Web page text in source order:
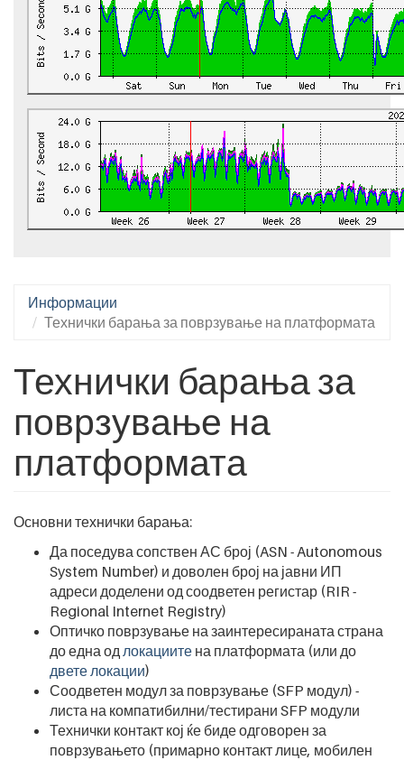
Информации
Технички барања за поврзување на платформата
Технички барања за
поврзување на
платформата
Основни технички барања:
Да поседува сопствен АС број (ASN - Autonomous
System Number) и доволен број на јавни ИП
адреси доделени од соодветен регистар (RIR -
Regional Internet Registry)
Оптичко поврзување на заинтересираната страна
до една одлокациите на платформата (или до
двете локации)
Соодветен модул за поврзување (SFP модул) -
листа на компатибилни/тестирани SFP модули
Технички контакт кој ќе биде одговорен за
поврзувањето (примарно контакт лице, мобилен